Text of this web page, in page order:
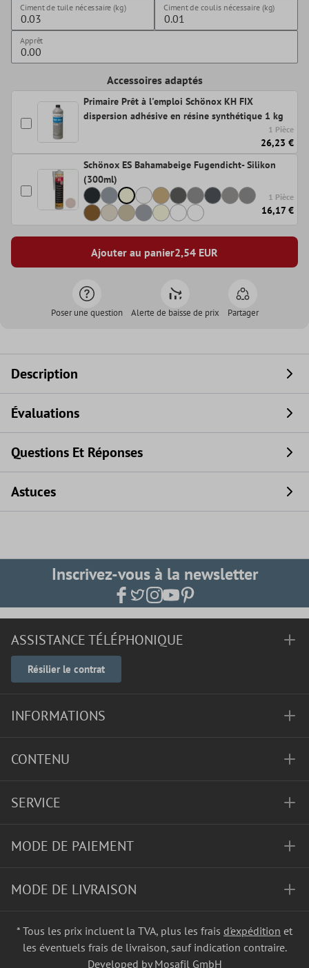
Ciment de tuile nécessaire (kg) Ciment de coulis nécessaire (kg)
Apprêt
Accessoires adaptés
Primaire Prêt à l'emploi Schönox KH FIX
dispersion adhésive en résine synthétique 1 kg
1 Pièce
26,23 €
Schönox ES Bahamabeige Fugendicht- Silikon
(300ml)
1 Pièce
16,17 €
Ajouter au panier2,54 EUR
Poser une question Alerte de baisse de prix Partager
Description
Évaluations
Questions Et Réponses
Astuces
Inscrivez-vous à la newsletter
ASSISTANCE TÉLÉPHONIQUE
Résilier le contrat
INFORMATIONS
CONTENU
SERVICE
MODE DE PAIEMENT
MODE DE LIVRAISON
* Tous les prix incluent la TVA, plus les frais d'expédition et
les éventuels frais de livraison, sauf indication contraire.
Developed by Mosafil GmbH